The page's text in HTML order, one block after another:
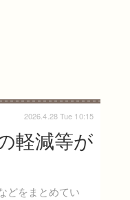
軽減等が
どをまとめてい
2026.4.28 Tue 10:15